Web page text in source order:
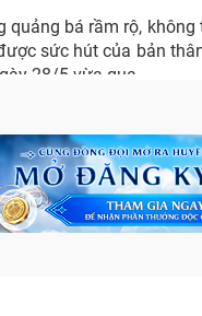
quảng bá rầm rộ,
sức hút của bản
28/5 vừa qua.